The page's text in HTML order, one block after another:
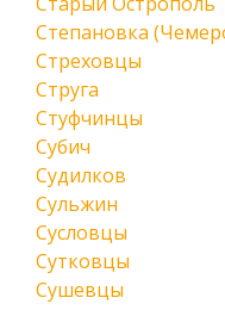
Степановка
Стреховцы
Струга
Стуфчинцы
Субич
Судилков
Сульжин
Сусловцы
Сутковцы
Сушевцы